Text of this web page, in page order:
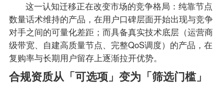
这一认知迁移正在改变市场的竞争格局：纯靠节点
数量话术维持的产品，在用户口碑层面开始出现与竞争
对手之间的可量化差距；而具备真实技术底层（运营商
级带宽、自建高质量节点、完整QoS调度）的产品，在
复购率与长期用户留存上逐渐拉开优势。
合规资质从「可选项」变为「筛选门槛」